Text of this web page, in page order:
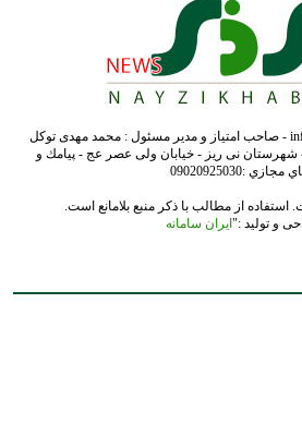
نشانی ایمیل: info@nayzinews.ir - صاحب امتیاز و مدیر مسئول : محمد مهدی توکل
نی ریز - خیابان ولی عصر عج - پيامك و
:09020925030
از مطالب با ذکر منبع بلامانع است.
و تولید :"ایران سامانه